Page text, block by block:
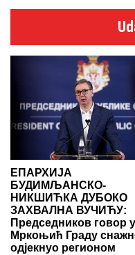
ЕПАРХИЈА
БУДИМЉАНСКО-
НИКШИЋКА ДУБОКО
ЗАХВАЛНА ВУЧИЋУ:
Председников говор у
Мркоњић Граду
одјекнуо регионом